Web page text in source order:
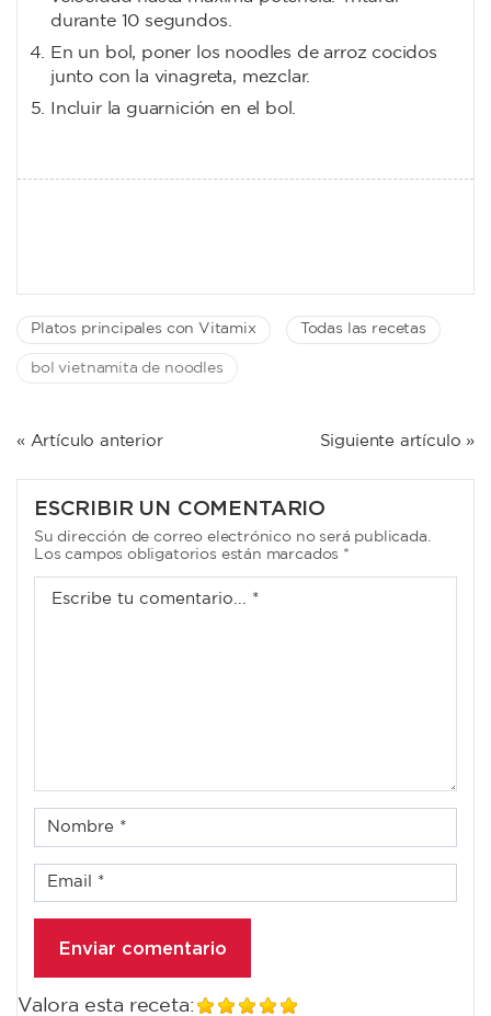
durante 10 segundos.
En un bol, poner los noodles de arroz cocidos
junto con la vinagreta, mezclar.
Incluir la guarnición en el bol.
Platos principales con Vitamix Todas las recetas
bol vietnamita de noodles
NAVEGACIÓN
ENTRADAS
« Artículo anterior Siguiente artículo »
ESCRIBIR UN COMENTARIO
Su dirección de correo electrónico no será publicada.
Los campos obligatorios están marcados *
Valora esta receta: